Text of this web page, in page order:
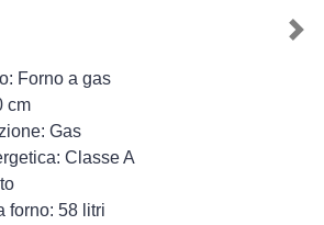
Forno a gas
cm
Gas
Classe A
forno: 58 litri